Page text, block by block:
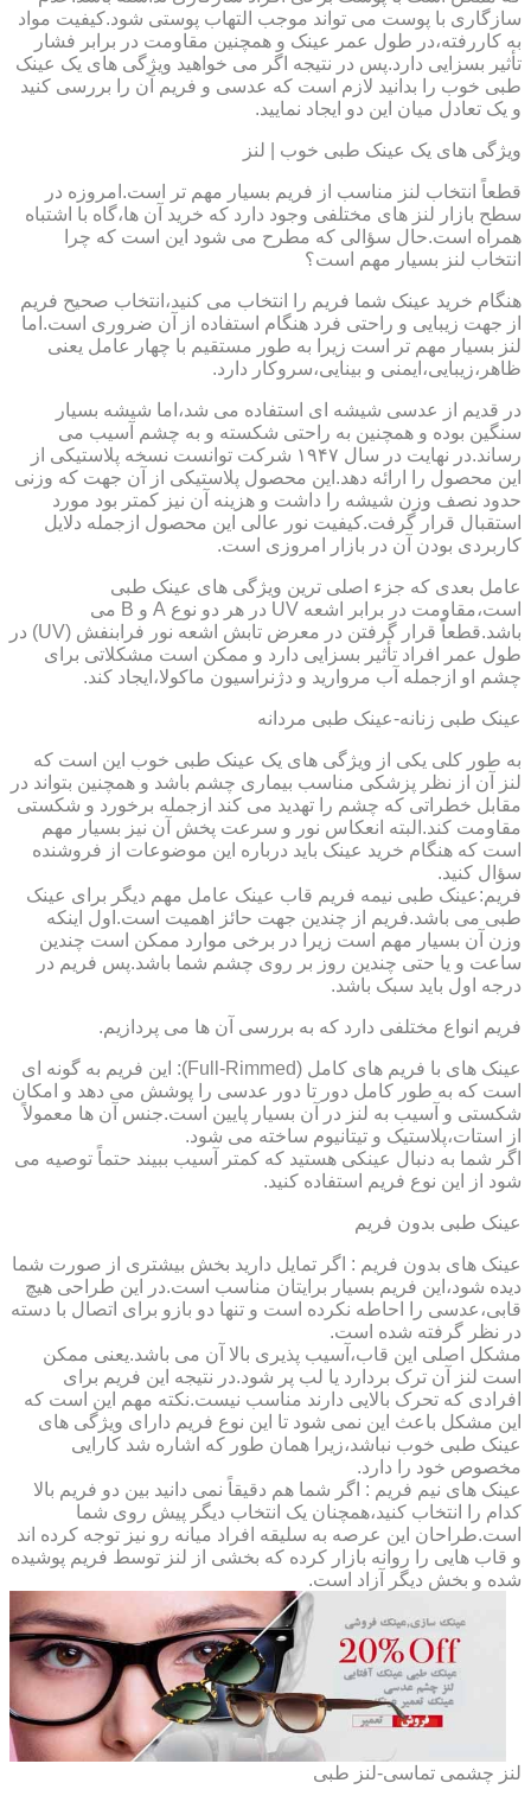
سازگاری با پوست می تواند موجب التهاب پوستی شود.کیفیت مواد
به کاررفته،در طول عمر عینک و همچنین مقاومت در برابر فشار
تأثیر بسزایی دارد.پس در نتیجه اگر می خواهید ویژگی های یک عینک
طبی خوب را بدانید لازم است که عدسی و فریم آن را بررسی کنید
و یک تعادل میان این دو ایجاد نمایید.
ویژگی های یک عینک طبی خوب | لنز
قطعاً انتخاب لنز مناسب از فریم بسیار مهم تر است.امروزه در
سطح بازار لنز های مختلفی وجود دارد که خرید آن ها،گاه با اشتباه
همراه است.حال سؤالی که مطرح می شود این است که چرا
انتخاب لنز بسیار مهم است؟
هنگام خرید عینک شما فریم را انتخاب می کنید،انتخاب صحیح فریم
از جهت زیبایی و راحتی فرد هنگام استفاده از آن ضروری است.اما
لنز بسیار مهم تر است زیرا به طور مستقیم با چهار عامل یعنی
ظاهر،زیبایی،ایمنی و بینایی،سروکار دارد.
در قدیم از عدسی شیشه ای استفاده می شد،اما شیشه بسیار
سنگین بوده و همچنین به راحتی شکسته و به چشم آسیب می
رساند.در نهایت در سال ۱۹۴۷ شرکت توانست نسخه پلاستیکی از
این محصول را ارائه دهد.این محصول پلاستیکی از آن جهت که وزنی
حدود نصف وزن شیشه را داشت و هزینه آن نیز کمتر بود مورد
استقبال قرار گرفت.کیفیت نور عالی این محصول ازجمله دلایل
کاربردی بودن آن در بازار امروزی است.
عامل بعدی که جزء اصلی ترین ویژگی های عینک طبی
است،مقاومت در برابر اشعه UV در هر دو نوع A و B می
باشد.قطعاً قرار گرفتن در معرض تابش اشعه نور فرابنفش (UV) در
طول عمر افراد تأثیر بسزایی دارد و ممکن است مشکلاتی برای
چشم او ازجمله آب مروارید و دژنراسیون ماکولا،ایجاد کند.
عینک طبی زنانه-عینک طبی مردانه
به طور کلی یکی از ویژگی های یک عینک طبی خوب این است که
لنز آن از نظر پزشکی مناسب بیماری چشم باشد و همچنین بتواند در
مقابل خطراتی که چشم را تهدید می کند ازجمله برخورد و شکستی
مقاومت کند.البته انعکاس نور و سرعت پخش آن نیز بسیار مهم
است که هنگام خرید عینک باید درباره این موضوعات از فروشنده
سؤال کنید.
فریم:عینک طبی نیمه فریم قاب عینک عامل مهم دیگر برای عینک
طبی می باشد.فریم از چندین جهت حائز اهمیت است.اول اینکه
وزن آن بسیار مهم است زیرا در برخی موارد ممکن است چندین
ساعت و یا حتی چندین روز بر روی چشم شما باشد.پس فریم در
درجه اول باید سبک باشد.
فریم انواع مختلفی دارد که به بررسی آن ها می پردازیم.
عینک های با فریم های کامل (Full-Rimmed): این فریم به گونه ای
است که به طور کامل دور تا دور عدسی را پوشش می دهد و امکان
شکستی و آسیب به لنز در آن بسیار پایین است.جنس آن ها معمولاً
از استات،پلاستیک و تیتانیوم ساخته می شود.
اگر شما به دنبال عینکی هستید که کمتر آسیب ببیند حتماً توصیه می
شود از این نوع فریم استفاده کنید.
عینک طبی بدون فریم
عینک های بدون فریم : اگر تمایل دارید بخش بیشتری از صورت شما
دیده شود،این فریم بسیار برایتان مناسب است.در این طراحی هیچ
قابی،عدسی را احاطه نکرده است و تنها دو بازو برای اتصال با دسته
در نظر گرفته شده است.
مشکل اصلی این قاب،آسیب پذیری بالا آن می باشد.یعنی ممکن
است لنز آن ترک بردارد یا لب پر شود.در نتیجه این فریم برای
افرادی که تحرک بالایی دارند مناسب نیست.نکته مهم این است که
این مشکل باعث این نمی شود تا این نوع فریم دارای ویژگی های
عینک طبی خوب نباشد،زیرا همان طور که اشاره شد کارایی
مخصوص خود را دارد.
عینک های نیم فریم : اگر شما هم دقیقاً نمی دانید بین دو فریم بالا
کدام را انتخاب کنید،همچنان یک انتخاب دیگر پیش روی شما
است.طراحان این عرصه به سلیقه افراد میانه رو نیز توجه کرده اند
و قاب هایی را روانه بازار کرده که بخشی از لنز توسط فریم پوشیده
شده و بخش دیگر آزاد است.
لنز چشمی تماسی-لنز طبی